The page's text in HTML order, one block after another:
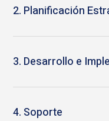
2. Planificación
3. Desarrollo e
4. Soporte